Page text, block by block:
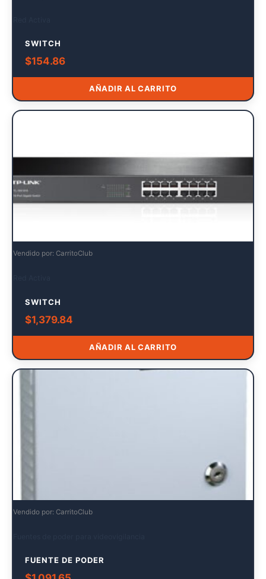
SWITCH
$154.86
AÑADIR AL CARRITO
Vendido por: CarritoClub
SWITCH
$1,379.84
AÑADIR AL CARRITO
Vendido por: CarritoClub
FUENTE DE PODER